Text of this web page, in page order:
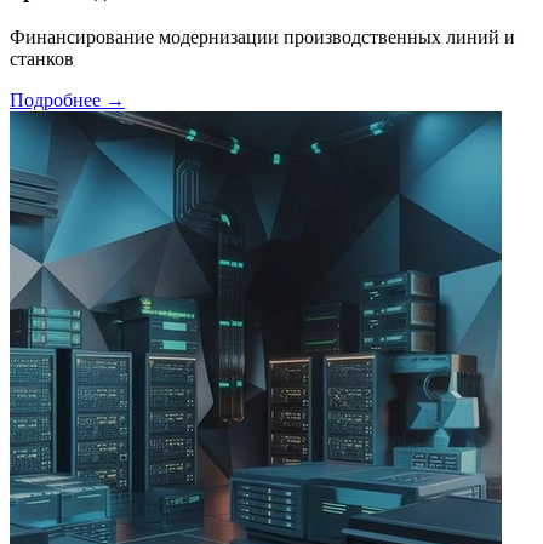
Финансирование модернизации производственных линий и
станков
Подробнее →